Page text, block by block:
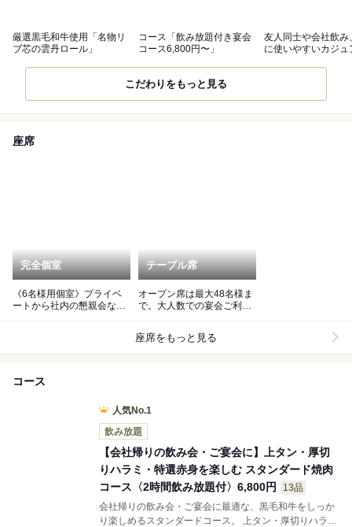
厳選黒毛和牛使用「名物リ
ブ芯の雲丹ロール」
コース「飲み放題付き宴会
コース6,800円〜」
友人同士や会社飲み
に使いやすいカジュ
こだわりをもっと見る
座席
完全個室
《6名様用個室》プライベ
ートから社内の懇親会など
テーブル席
オープン席は最大48名様ま
で。大人数での宴会ご利用
座席をもっと見る
コース
人気No.1
飲み放題
【会社帰りの飲み会・ご宴会に】上タン・厚切
りハラミ・特選赤身を楽しむ スタンダード焼肉
コース〈2時間飲み放題付〉6,800円
13品
会社帰りの飲み会・ご宴会に最適な、黒毛和牛をしっか
り楽しめるスタンダードコース。 上タン・厚切りハラ